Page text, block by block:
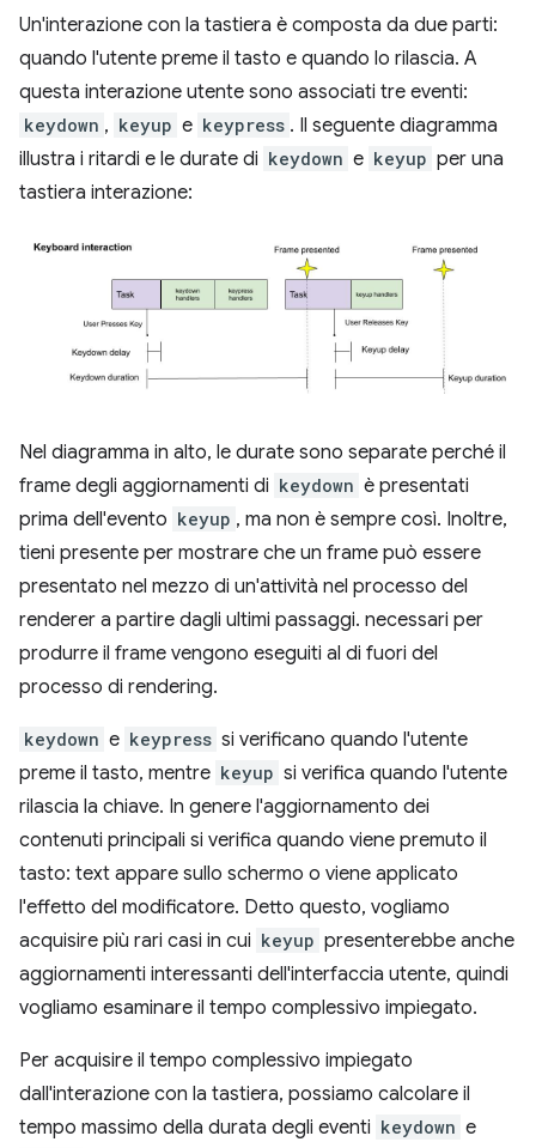
Un'interazione con la tastiera è composta da due parti:
quando l'utente preme il tasto e quando lo rilascia. A
questa interazione utente sono associati tre eventi:
keydown , keyup e keypress . Il seguente diagramma
illustra i ritardi e le durate di keydown e keyup per una
tastiera interazione:
Nel diagramma in alto, le durate sono separate perché il
frame degli aggiornamenti di keydown è presentati
prima dell'evento keyup , ma non è sempre così. Inoltre,
tieni presente per mostrare che un frame può essere
presentato nel mezzo di un'attività nel processo del
renderer a partire dagli ultimi passaggi. necessari per
produrre il frame vengono eseguiti al di fuori del
processo di rendering.
keydown e keypress si verificano quando l'utente
preme il tasto, mentre keyup si verifica quando l'utente
rilascia la chiave. In genere l'aggiornamento dei
contenuti principali si verifica quando viene premuto il
tasto: text appare sullo schermo o viene applicato
l'effetto del modificatore. Detto questo, vogliamo
acquisire più rari casi in cui keyup presenterebbe anche
aggiornamenti interessanti dell'interfaccia utente, quindi
vogliamo esaminare il tempo complessivo impiegato.
Per acquisire il tempo complessivo impiegato
dall'interazione con la tastiera, possiamo calcolare il
tempo massimo della durata degli eventi keydown e